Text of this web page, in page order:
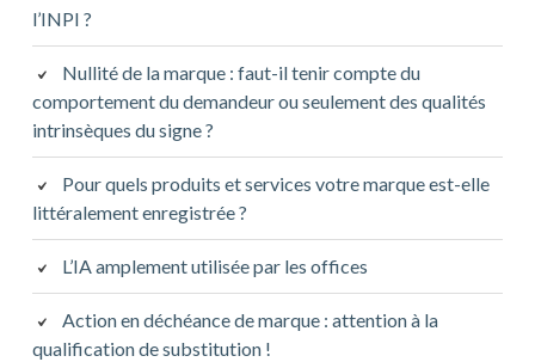
l’INPI ?
Nullité de la marque : faut-il tenir compte du
comportement du demandeur ou seulement des qualités
intrinsèques du signe ?
Pour quels produits et services votre marque est-elle
littéralement enregistrée ?
L’IA amplement utilisée par les offices
Action en déchéance de marque : attention à la
qualification de substitution !